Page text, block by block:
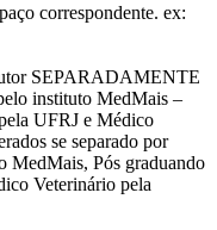
correspondente. ex:
SEPARADAMENTE
instituto MedMais –
UFRJ e Médico
se separado por
MedMais, Pós graduando
Veterinário pela